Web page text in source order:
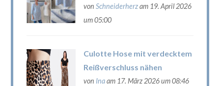
von Schneiderherzam 19. April 2026
um 05:00
Culotte Hose mit verdecktem
Reißverschluss nähen
von Inaam 17. März 2026 um 08:46